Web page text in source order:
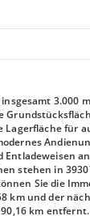
3.000
Lagerfläche für
Entladeweisen
stehen in
Sie die
km und der
km